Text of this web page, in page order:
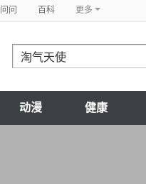
问问 百科 更多
动漫 健康